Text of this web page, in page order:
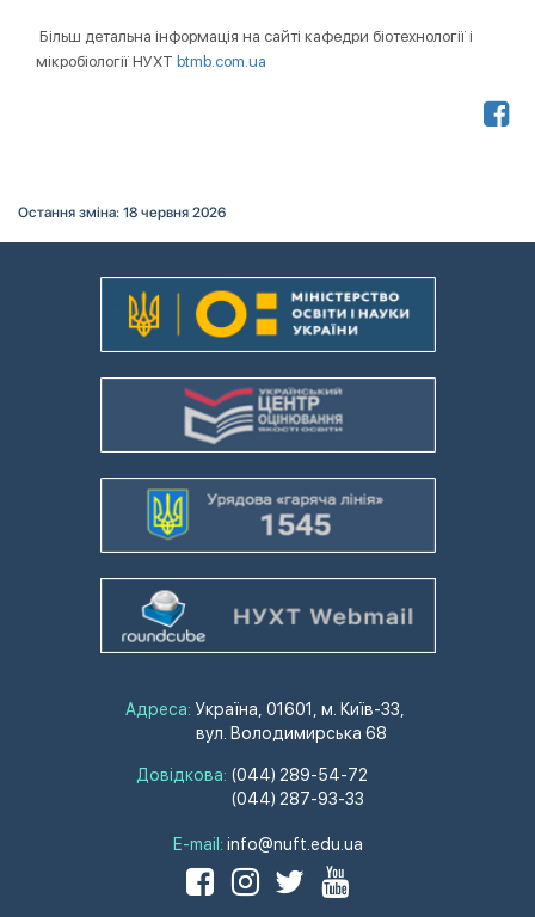
Більш детальна інформація на сайті кафедри біотехнології і
мікробіології НУХТ btmb.com.ua
Остання зміна: 18 червня 2026
Адреса: Україна, 01601, м. Київ-33,
вул. Володимирська 68
Довідкова: (044) 289-54-72
(044) 287-93-33
E-mail: info@nuft.edu.ua